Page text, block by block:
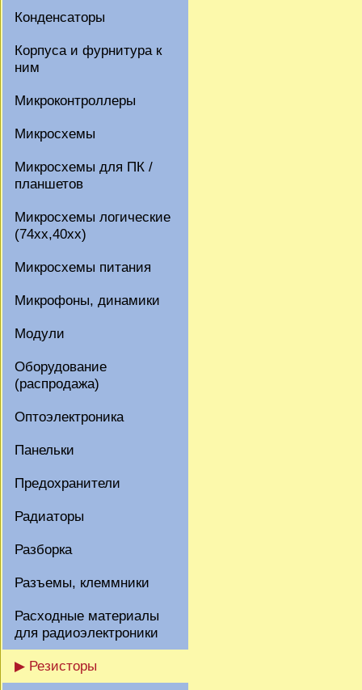
Конденсаторы
Корпуса и фурнитура к
ним
Микроконтроллеры
Микросхемы
Микросхемы для ПК /
планшетов
Микросхемы логические
(74xx,40xx)
Микросхемы питания
Микрофоны, динамики
Модули
Оборудование
(распродажа)
Оптоэлектроника
Панельки
Предохранители
Радиаторы
Разборка
Разъемы, клеммники
Расходные материалы
для радиоэлектроники
▶ Резисторы